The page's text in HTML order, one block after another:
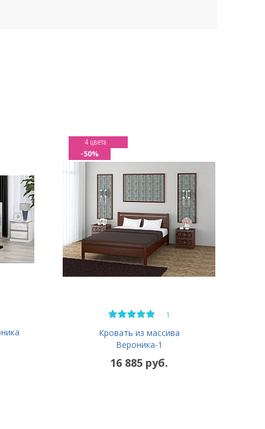
— 1
Кровать из массива
Вероника-1
4 цвета
16 885 руб.
-50%